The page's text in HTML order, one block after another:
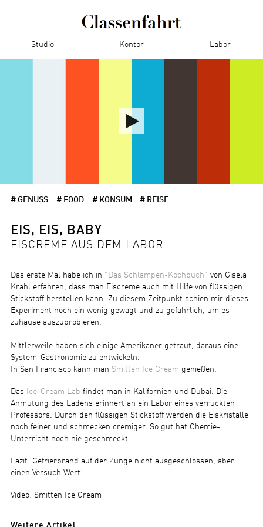
Studio Kontor Labor
# GENUSS # FOOD # KONSUM # REISE
EIS, EIS, BABY
EISCREME AUS DEM LABOR
Das erste Mal habe ich in "Das Schlampen-Kochbuch" von Gisela
Krahl erfahren, dass man Eiscreme auch mit Hilfe von flüssigen
Stickstoff herstellen kann. Zu diesem Zeitpunkt schien mir dieses
Experiment noch ein wenig gewagt und zu gefährlich, um es
zuhause auszuprobieren.
Mittlerweile haben sich einige Amerikaner getraut, daraus eine
System-Gastronomie zu entwickeln.
In San Francisco kann man Smitten Ice Cream genießen.
Das Ice-Cream Lab findet man in Kalifornien und Dubai. Die
Anmutung des Ladens erinnert an ein Labor eines verrückten
Professors. Durch den flüssigen Stickstoff werden die Eiskristalle
noch feiner und schmecken cremiger. So gut hat Chemie-
Unterricht noch nie geschmeckt.
Fazit: Gefrierbrand auf der Zunge nicht ausgeschlossen, aber
einen Versuch Wert!
Video: Smitten Ice Cream
Weitere Artikel